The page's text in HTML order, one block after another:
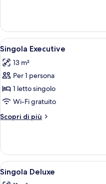
Business
Apri
tutte
le
foto
per
Singola
Executive
4
Singola Executive
13 m²
Per 1 persona
1 letto singolo
Wi-Fi gratuito
Scopri di più
Altri
Executive
Apri
tutte
4
Singola Deluxe